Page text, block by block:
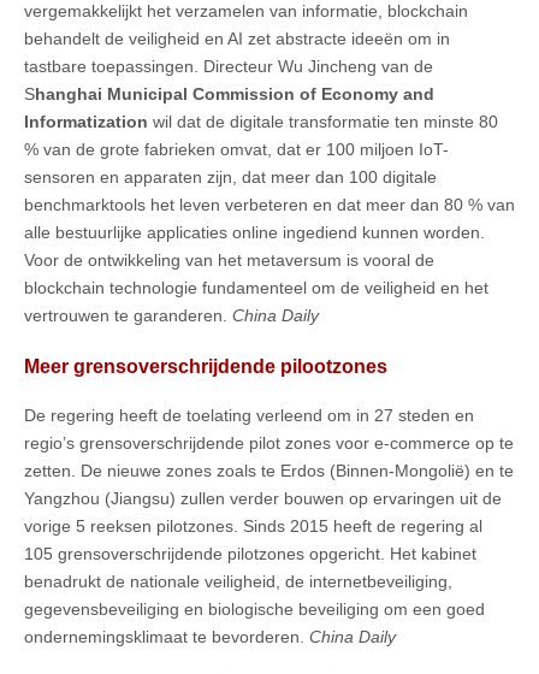
vergemakkelijkt het verzamelen van informatie, blockchain
behandelt de veiligheid en AI zet abstracte ideeën om in
tastbare toepassingen. Directeur Wu Jincheng van de
Shanghai Municipal Commission of Economy and
Informatization wil dat de digitale transformatie ten minste 80
% van de grote fabrieken omvat, dat er 100 miljoen IoT-
sensoren en apparaten zijn, dat meer dan 100 digitale
benchmarktools het leven verbeteren en dat meer dan 80 % van
alle bestuurlijke applicaties online ingediend kunnen worden.
Voor de ontwikkeling van het metaversum is vooral de
blockchain technologie fundamenteel om de veiligheid en het
vertrouwen te garanderen. China Daily
Meer grensoverschrijdende pilootzones
De regering heeft de toelating verleend om in 27 steden en
regio’s grensoverschrijdende pilot zones voor e-commerce op te
zetten. De nieuwe zones zoals te Erdos (Binnen-Mongolië) en te
Yangzhou (Jiangsu) zullen verder bouwen op ervaringen uit de
vorige 5 reeksen pilotzones. Sinds 2015 heeft de regering al
105 grensoverschrijdende pilotzones opgericht. Het kabinet
benadrukt de nationale veiligheid, de internetbeveiliging,
gegevensbeveiliging en biologische beveiliging om een goed
ondernemingsklimaat te bevorderen. China Daily